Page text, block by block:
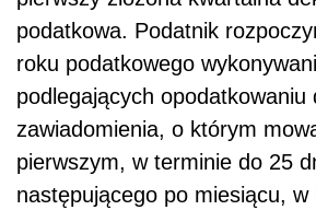
podatkowa. Podatnik
roku podatkowego
podlegających opodatkowaniu
zawiadomienia, o którym
pierwszym, w terminie do 25
następującego po miesiącu, w